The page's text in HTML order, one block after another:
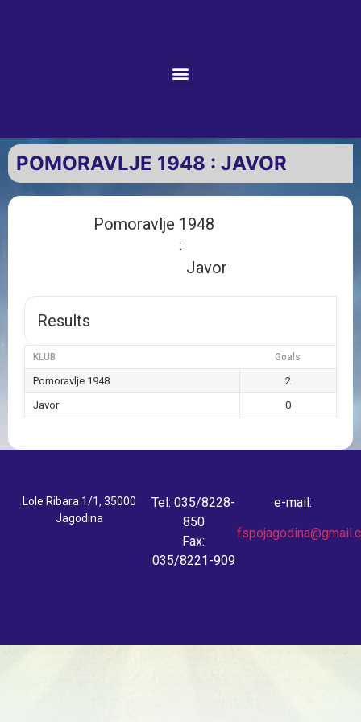
POMORAVLJE 1948 : JAVOR
Pomoravlje 1948
:
Javor
Results
KLUB Goals
Pomoravlje 1948
2
Javor
0
Lole Ribara 1/1, 35000
Jagodina
Tel: 035/8228-
850
Fax:
035/8221-909
e-mail: